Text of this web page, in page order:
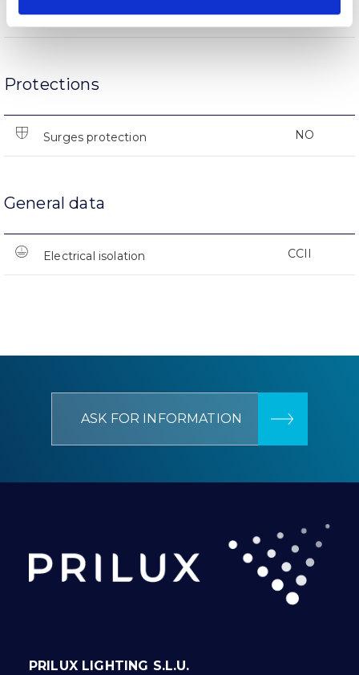
Operating temperature 40
Protections
Surges protection NO
General data
Electrical isolation CCII
ASK FOR INFORMATION
PRILUX LIGHTING S.L.U.